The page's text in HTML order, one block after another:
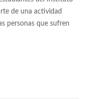
de una actividad
personas que sufren